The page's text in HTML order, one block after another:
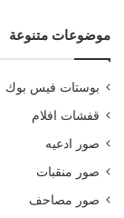
موضوعات متنوعة
بوستات فيس بوك
قفشات افلام
صور ادعيه
صور منقبات
صور مصاحف